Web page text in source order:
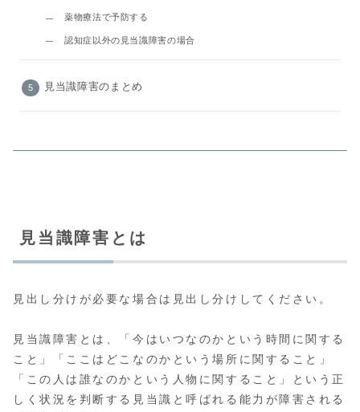
薬物療法で予防する
認知症以外の見当識障害の場合
見当識障害のまとめ
見当識障害とは
見出し分けが必要な場合は見出し分けしてください。
見当識障害とは、「今はいつなのかという時間に関する
こと」「ここはどこなのかという場所に関すること」
「この人は誰なのかという人物に関すること」という正
しく状況を判断する見当識と呼ばれる能力が障害される